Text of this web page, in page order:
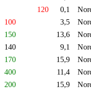
120 0,1
100 3,5
150 13,6
140 9,1
170 15,9
400 11,4
200 15,9